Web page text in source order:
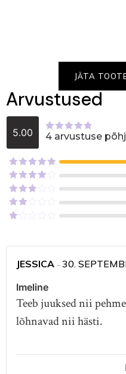
JÄTA
Arvustused
5.00
Hinnanguga
4 arvustuse
Hinnanguga
Hinnanguga
/ 5
Hinnanguga
Hinnanguga
/
JESSICA –30.
Imeline
Teeb juuksed nii
lõhnavad nii hästi.